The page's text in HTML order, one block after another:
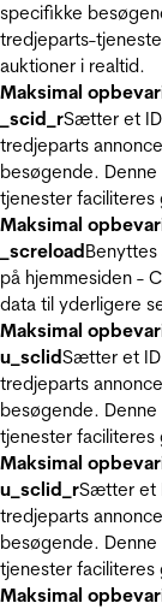
specifikke
tredjeparts-
auktioner i realtid.
Maksimal
_scid_rSætter et
tredjeparts
besøgende.
tjenester faciliteres
Maksimal
_screload
på hjemmesiden -
data til yderligere
Maksimal
u_sclidSætter et
tredjeparts
besøgende.
tjenester faciliteres
Maksimal
u_sclid_rSætter et
tredjeparts
besøgende.
tjenester faciliteres
Maksimal